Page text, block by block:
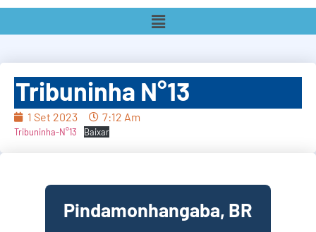
Tribuninha N°13
1 Set 2023 7:12 Am
Tribuninha-N°13 Baixar
Pindamonhangaba, BR